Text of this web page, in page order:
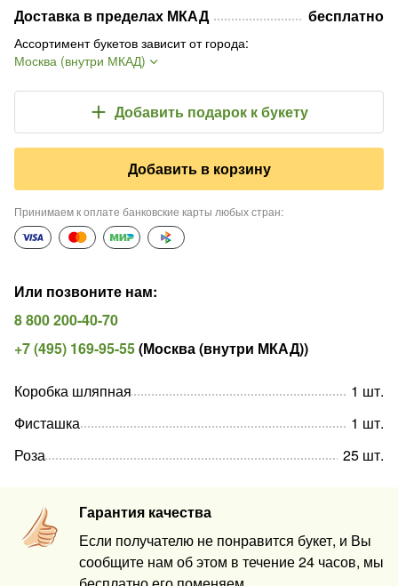
Доставка в пределах МКАД бесплатно
Ассортимент букетов зависит от города:
Москва (внутри МКАД)
Добавить подарок к букету
Добавить в корзину
Принимаем к оплате банковские карты любых стран:
Или позвоните нам:
8 800 200-40-70
+7 (495) 169-95-55(Москва (внутри МКАД))
Гарантия качества
Если получателю не понравится букет, и Вы
сообщите нам об этом в течение 24 часов, мы
Коробка шляпная 1 шт.
Фисташка
1 шт.
Роза
25 шт.